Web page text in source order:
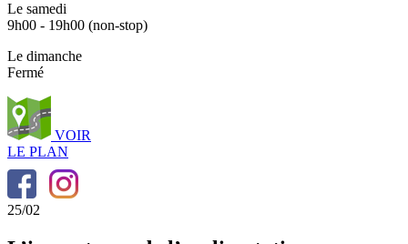
Le samedi
9h00 - 19h00 (non-stop)
Le dimanche
Fermé
VOIR
LE PLAN
25/02